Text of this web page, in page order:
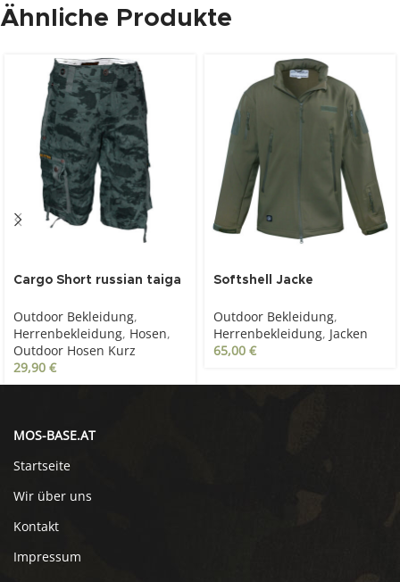
Ähnliche Produkte
Cargo Short russian taiga
Outdoor Bekleidung,
Herrenbekleidung, Hosen,
Outdoor Hosen Kurz
29,90 €
Softshell Jacke
Outdoor Bekleidung,
Herrenbekleidung, Jacken
65,00 €
MOS-BASE.AT
Startseite
Wir über uns
Kontakt
Impressum